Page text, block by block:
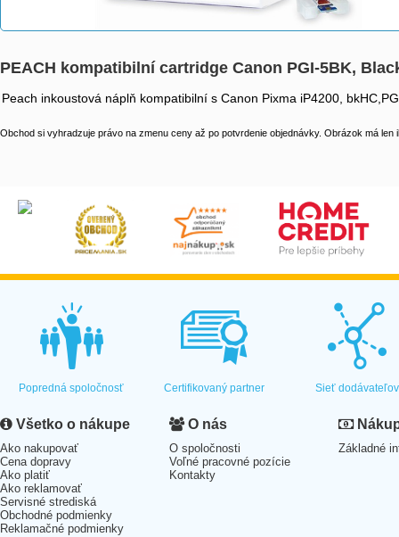
PEACH kompatibilní cartridge Canon PGI-5BK,
Peach inkoustová náplň kompatibilní s Canon Pixma iP4200,
Obchod si vyhradzuje právo na zmenu ceny až po potvrdenie objednávky. Obrázok má len
Popredná spoločnosť Certifikovaný partner Sieť dodávateľov
Všetko o nákupe
Ako nakupovať
Cena dopravy
Ako platiť
Ako reklamovať
Servisné strediská
Obchodné podmienky
Reklamačné podmienky
O nás
O spoločnosti
Voľné pracovné pozície
Kontakty
Základné